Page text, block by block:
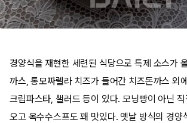
경양식을 재현한 세련된 식당으로 특제 소스가
까스, 통모짜렐라 치즈가 들어간 치즈돈까스 외
크림파스타, 샐러드 등이 있다. 모닝빵이 아닌
오고 옥수수스프도 꽤 맛있다. 옛날 방식의 경양